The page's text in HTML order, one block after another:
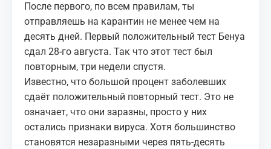
После первого, по всем правилам, ты
отправляешь на карантин не менее чем на
десять дней. Первый положительный тест Бенуа
сдал 28-го августа. Так что этот тест был
повторным, три недели спустя.
Известно, что большой процент заболевших
сдаёт положительный повторный тест. Это не
означает, что они заразны, просто у них
остались признаки вируса. Хотя большинство
становятся незаразными через пять-десять